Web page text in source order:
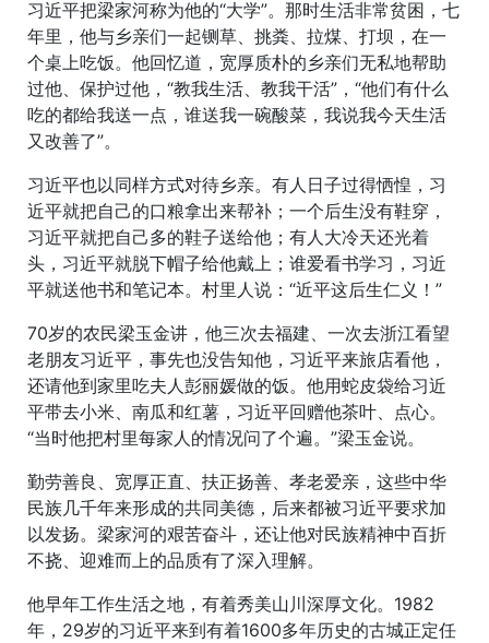
习近平把梁家河称为他的“大学”。那时生活非常贫困，七
年里，他与乡亲们一起铡草、挑粪、拉煤、打坝，在一
个桌上吃饭。他回忆道，宽厚质朴的乡亲们无私地帮助
过他、保护过他，“教我生活、教我干活”，“他们有什么
吃的都给我送一点，谁送我一碗酸菜，我说我今天生活
又改善了”。
习近平也以同样方式对待乡亲。有人日子过得恓惶，习
近平就把自己的口粮拿出来帮补；一个后生没有鞋穿，
习近平就把自己多的鞋子送给他；有人大冷天还光着
头，习近平就脱下帽子给他戴上；谁爱看书学习，习近
平就送他书和笔记本。村里人说：“近平这后生仁义！”
70岁的农民梁玉金讲，他三次去福建、一次去浙江看望
老朋友习近平，事先也没告知他，习近平来旅店看他，
还请他到家里吃夫人彭丽媛做的饭。他用蛇皮袋给习近
平带去小米、南瓜和红薯，习近平回赠他茶叶、点心。
“当时他把村里每家人的情况问了个遍。”梁玉金说。
勤劳善良、宽厚正直、扶正扬善、孝老爱亲，这些中华
民族几千年来形成的共同美德，后来都被习近平要求加
以发扬。梁家河的艰苦奋斗，还让他对民族精神中百折
不挠、迎难而上的品质有了深入理解。
他早年工作生活之地，有着秀美山川深厚文化。1982
年，29岁的习近平来到有着1600多年历史的古城正定任